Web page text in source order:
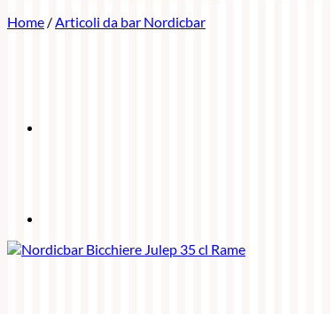
Home /Articoli da bar Nordicbar